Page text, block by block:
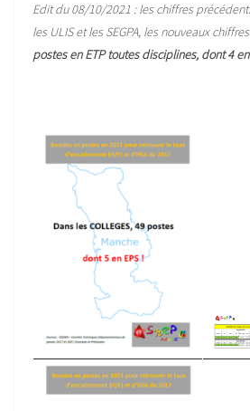
Edit du 08/10/2021 : les chiffres
les ULIS et les SEGPA, les nouveaux
postes en ETP toutes disciplines, dont 4 en